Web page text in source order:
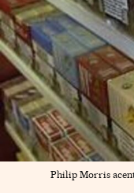
Philip Morris